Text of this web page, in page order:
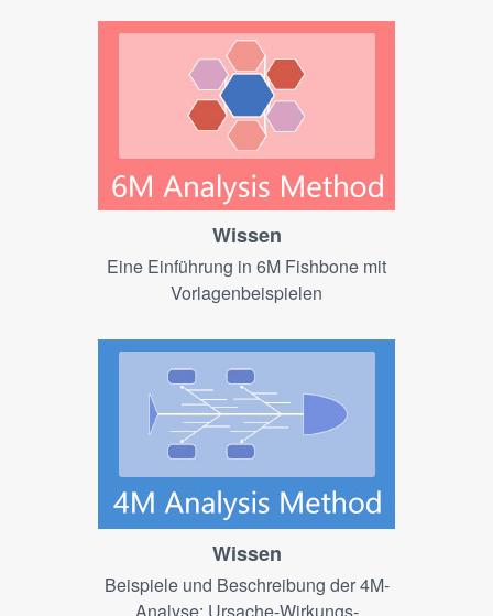
Wissen
Eine Einführung in 6M Fishbone mit
Vorlagenbeispielen
Wissen
Beispiele und Beschreibung der 4M-
Analyse: Ursache-Wirkungs-